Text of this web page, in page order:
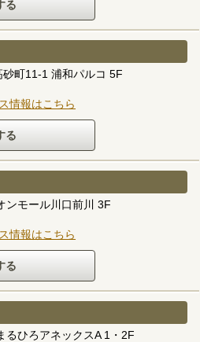
町11-1 浦和パルコ 5F
情報はこちら
ンモール川口前川 3F
情報はこちら
るひろアネックスA 1・2F